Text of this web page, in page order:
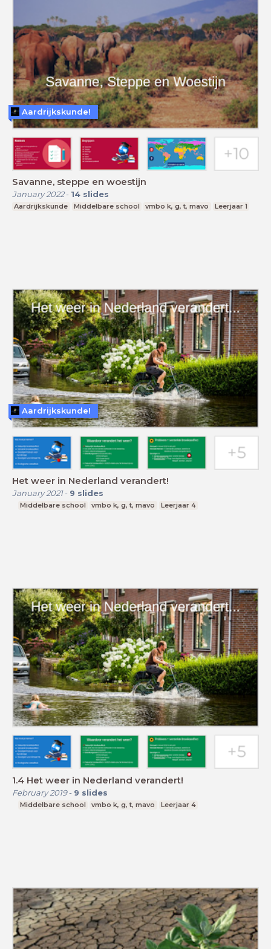
Savanne, steppe en woestijn
January 2022- 14 slides
Aardrijkskunde Middelbare school vmbo k, g, t, mavo Leerjaar 1
Aardrijkskunde!
Het weer in Nederland verandert!
January 2021- 9 slides
Middelbare school vmbo k, g, t, mavo Leerjaar 4
Aardrijkskunde!
1.4 Het weer in Nederland verandert!
February 2019- 9 slides
Middelbare school vmbo k, g, t, mavo Leerjaar 4